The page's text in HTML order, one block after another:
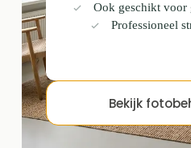
Ook geschikt voor
Professioneel
Bekijk